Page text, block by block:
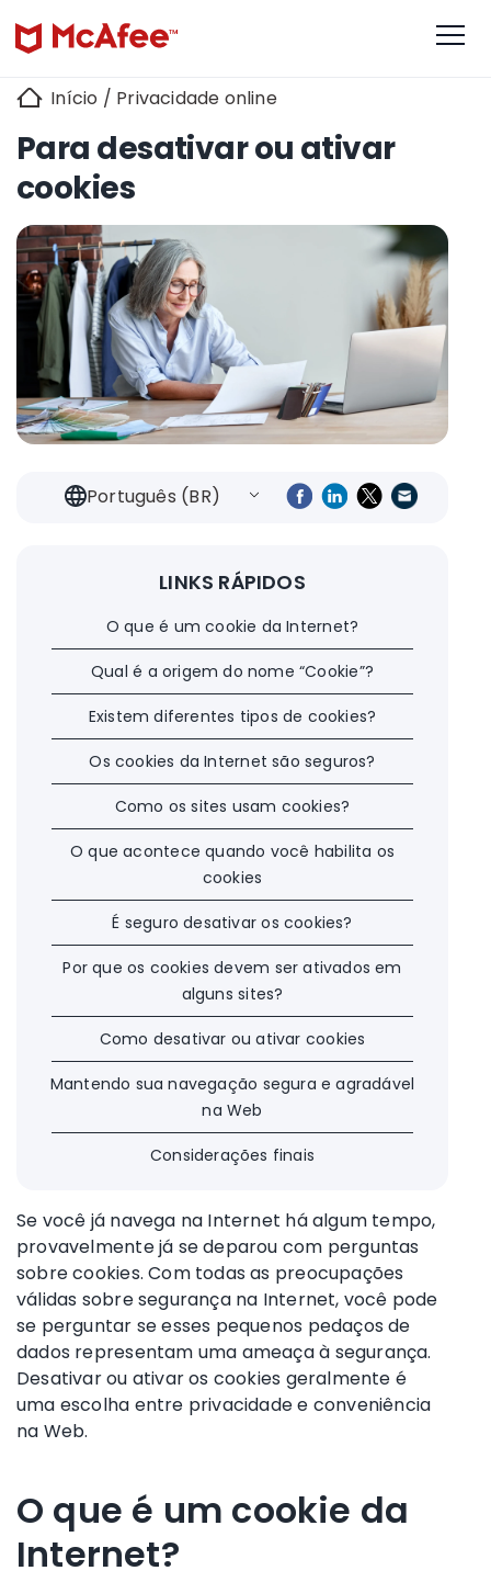
Início / Privacidade online
Para desativar ou ativar
cookies
Português (BR)
LINKS RÁPIDOS
O que é um cookie da Internet?
Qual é a origem do nome “Cookie”?
Existem diferentes tipos de cookies?
Os cookies da Internet são seguros?
Como os sites usam cookies?
O que acontece quando você habilita os
cookies
É seguro desativar os cookies?
Por que os cookies devem ser ativados em
alguns sites?
Como desativar ou ativar cookies
Mantendo sua navegação segura e agradável
na Web
Considerações finais
Se você já navega na Internet há algum tempo,
provavelmente já se deparou com perguntas
sobre cookies. Com todas as preocupações
válidas sobre segurança na Internet, você pode
se perguntar se esses pequenos pedaços de
dados representam uma ameaça à segurança.
Desativar ou ativar os cookies geralmente é
uma escolha entre privacidade e conveniência
na Web.
O que é um cookie da
Internet?